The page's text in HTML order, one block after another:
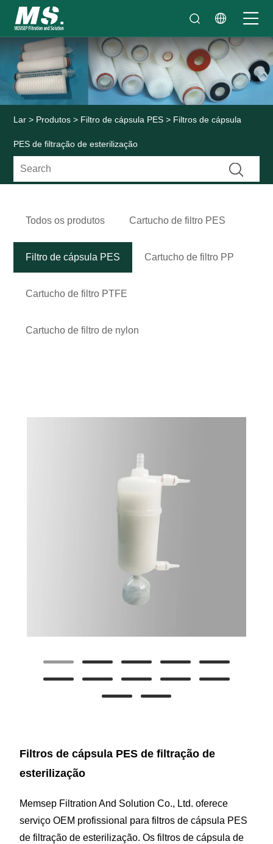
Lar > Produtos > Filtro de cápsula PES > Filtros de cápsula
PES de filtração de esterilização
Todos os produtos Cartucho de filtro PES
Filtro de cápsula PES Cartucho de filtro PP
Cartucho de filtro PTFE
Cartucho de filtro de nylon
Filtros de cápsula PES de filtração de
esterilização
Memsep Filtration And Solution Co., Ltd. oferece
serviço OEM profissional para filtros de cápsula PES
de filtração de esterilização. Os filtros de cápsula de